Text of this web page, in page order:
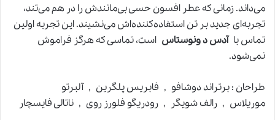
می‌داند. زمانی که عطر افسون حسی بی‌مانندش را در هم می‌تند،
تجربه‌ای جدید بر تن استفاده‌کننده‌اش می‌نشیند. این تجربه اولین
تماس باآدس د ونوستاس است، تماسی که هرگز فراموش
نمی‌شود.
طراحان : برتراند دوشافو , فابریس پلگرین , آلبرتو
موریلاس , رالف شویگر , رودریگو فلورز روی , ناتالی فایسچار